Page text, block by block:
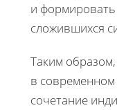
и
сложившихся
Таким
в
сочетание